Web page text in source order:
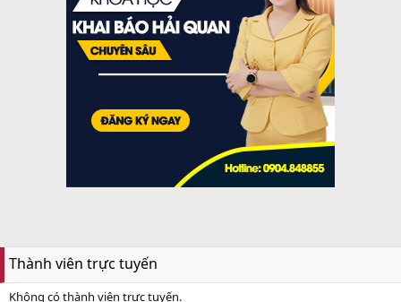
Thành viên trực tuyến
Không có thành viên trực tuyến.